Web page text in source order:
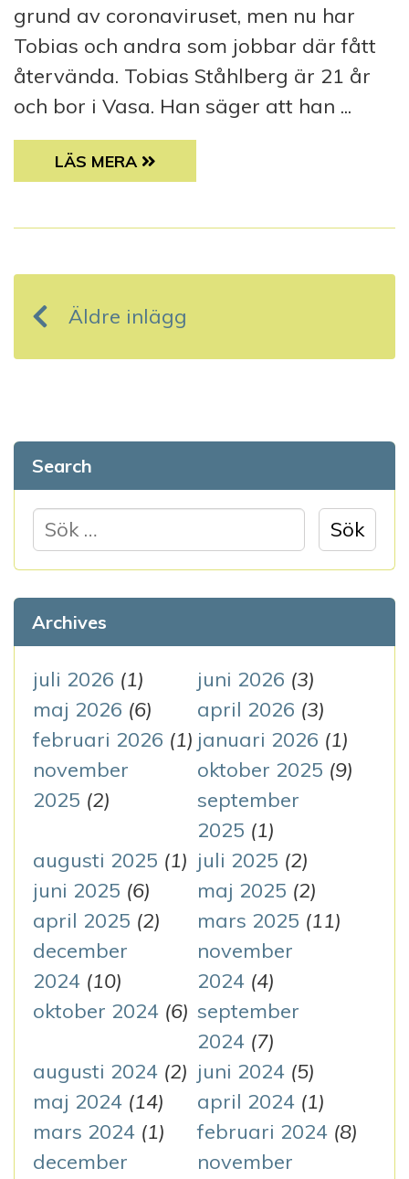
grund av coronaviruset, men nu har
Tobias och andra som jobbar där fått
återvända. Tobias Ståhlberg är 21 år
och bor i Vasa. Han säger att han ...
LÄTTLÄST: EN VANLIGARE VARDAG FÖR
LÄS MERA
n
ä
g
s
a
v
i
Äldre inlägg
Search
ö
e
f
t
e
r
:
Archives
juli 2026 (1) juni 2026 (3)
maj 2026 (6) april 2026 (3)
februari 2026 (1) januari 2026 (1)
november
2025 (2)
oktober 2025 (9)
september
2025 (1)
augusti 2025 (1) juli 2025 (2)
juni 2025 (6) maj 2025 (2)
april 2025 (2) mars 2025 (11)
december
2024 (10)
november
2024 (4)
oktober 2024 (6) september
2024 (7)
augusti 2024 (2) juni 2024 (5)
maj 2024 (14) april 2024 (1)
mars 2024 (1) februari 2024 (8)
december
november